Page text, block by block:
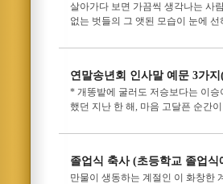
살아가다 보면 가끔씩 생각나는 사
없는 벗들의 그 앳된 모습이 눈에
연말송년회 인사말 예문 3가
* 개똥밭에 굴러도 저승보다는 이
했던 지난 한 해, 마음 고달픈 순간
졸업식 축사 (초등학교 졸업식
만물이 생동하는 계절인 이 화창한